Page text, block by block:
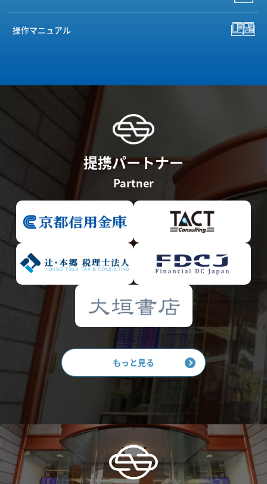
操作マニュアル
提携パートナー
Partner
もっと見る